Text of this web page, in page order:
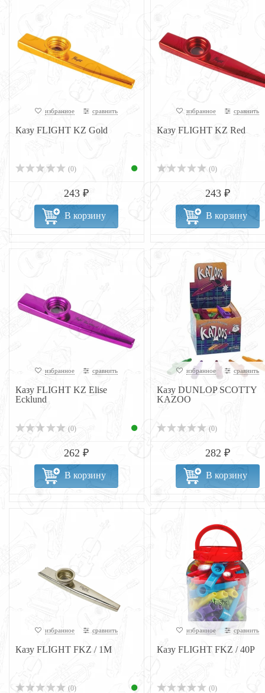
избранное сравнить
Казу FLIGHT KZ Gold
(0)
243 ₽
В корзину
избранное сравнить
Казу FLIGHT KZ Red
(0)
243 ₽
В корзину
избранное сравнить
Казу FLIGHT KZ Elise
Ecklund
(0)
262 ₽
В корзину
избранное сравнить
Казу DUNLOP SCOTTY
KAZOO
(0)
282 ₽
В корзину
избранное сравнить
Казу FLIGHT FKZ / 1M
(0)
избранное сравнить
Казу FLIGHT FKZ / 40P
(0)